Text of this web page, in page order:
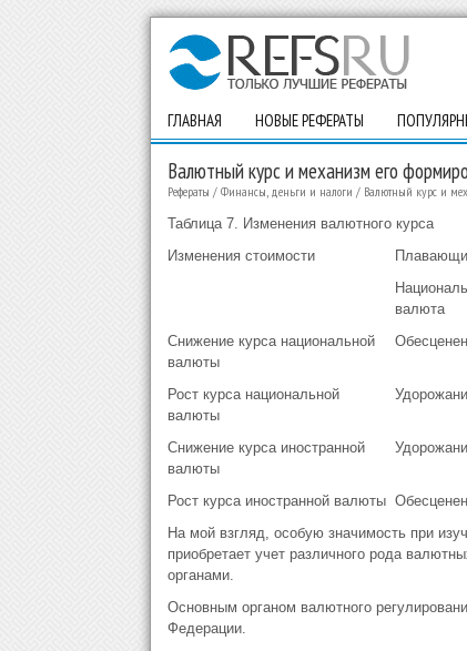
ГЛАВНАЯ НОВЫЕ РЕФЕРАТЫ
Валютный курс и механизм его
Рефераты / Финансы, деньги и налоги / Валютный курс и
Таблица 7. Изменения валютного курса
Изменения стоимости
валюта
Снижение курса национальной
валюты
Рост курса национальной
валюты
Снижение курса иностранной
валюты
Рост курса иностранной валюты
На мой взгляд, особую значимость при
приобретает учет различного рода
органами.
Основным органом валютного
Федерации.